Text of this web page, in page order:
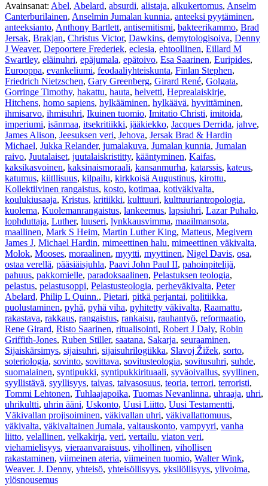
Avainsanat: Abel, Abelard, absurdi, alistaja, alkukertomus, Anselm
Canterburilainen, Anselmin Jumalan kunnia, anteeksi pyytäminen,
anteeksianto, Anthony Bartlett, antisemitismi, bakteerikammo, Brad
Jersak, Brakjan, Christus Victor, Dawkins, demytologisoiva, Denny
J Weaver, Depoortere Frederiek, eclesia, ehtoollinen, Eillard M
Swartley, eläinuhri, epäjumala, epätoivo, Esa Saarinen, Euripides,
Eurooppa, evankeliumi, feodaaliyhteiskunta, Finlan Stephen,
Friedrich Nietzschen, Gary Greenberg, Girard René, Golgata,
Gorringe Timothy, hakattu, hauta, helvetti, Heprealaiskirje,
Hitchens, homo sapiens, hylkääminen, hylkäävä, hyvittäminen,
ihmisarvo, ihmisuhri, Ikuinen tuomio, Imitatio Christi, imitoida,
imperiumi, isänmaa, itsekritiikki, jääkiekko, Jacques Derrida, jahve,
James Alison, Jeesuksen veri, Jehova, Jersak Brad & Hardin
Michael, Jukka Relander, jumalakuva, Jumalan kunnia, Jumalan
raivo, Juutalaiset, juutalaiskristitty, kääntyminen, Kaifas,
kaksikasvoinen, kaksinaismoraali, kansanmurha, katarssis, kateus,
katumus, kiitllisuus, kilpailu, kirkkoisä Augustinus, kirottu,
Kollektiivinen rangaistus, kosto, kotimaa, kotiväkivalta,
koulukiusaaja, Kristus, kritiikki, kulttuuri, kulttuuriantropologia,
kuolema, Kuolemanrangaistus, lankeemus, lapsiuhri, Lazar Puhalo,
lophduttaja, Luther, luuseri, lynkkausvimma, maailmansota,
maallinen, Mark S Heim, Martin Luther King, Matteus, Megivern
James J, Michael Hardin, mimeettinen halu, mimeettinen väkivalta,
Molok, Mooses, moraalinen, myytti, myyttinen, Nigel Davis, osa,
ostaa verellä, pääsiäisjuhla, Paavi John Paul II, pahoinpitelijä,
pahuus, pakkomielle, paradoksaalinen, Pelastuksen teologia,
pelastus, pelastusoppi, Pelastusteologia, perheväkivalta, Peter
Abelard, Philip L Quinn., Pietari, pitkä perjantai, politiikka,
puolustaminen, pyhä, pyhä viha, pyhitetty väkivalta, Raamattu,
rakastava, rakkaus, rangaistus, rankaisu, rauhantyö, reformaatio,
Rene Girard, Risto Saarinen, ritualisointi, Robert J Daly, Robin
Griffith-Jones, Ruben Stiller, saatana, Sakarja, seuraaminen,
Sijaiskärsimys, sijaisuhri, sijaisuhrilogiikka, Slavoj Žižek, sorto,
soteriologia, sovinto, sovittava, sovitusteologia, sovitusuhri, suhde,
suomalainen, syntipukki, syntipukkirituaali, syväoivallus, syyllinen,
syyllistävä, syyllisyys, taivas, taivasosuus, teoria, terrori, terroristi,
Tommi Lehtonen, Tuhlaajapoika, Tuomas Nevanlinna, uhraaja, uhri,
uhrikultti, uhrin ääni, Uskonto, Uusi Liitto, Uusi Testamentti,
Väkivallan projisoiminen, väkivallan uhri, väkivallattomuus,
väkivalta, väkivaltainen Jumala, valtauskonto, vampyyri, vanha
liitto, velallinen, velkakirja, veri, vertailu, viaton veri,
viehamielisyys, vieraanvaraisuus, vihollinen, vihollisen
rakastaminen, viimeinen ateria, viimeinen tuomio, Walter Wink,
Weaver. J. Denny, yhteisö, yhteisöllisyys, yksilöllisyys, ylivoima,
ylösnousemus